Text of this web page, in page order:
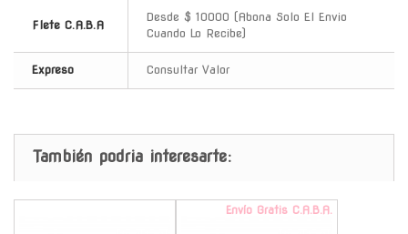
Flete C.A.B.A
Desde $ 10000 (Abona Solo El Envio
Cuando Lo Recibe)
Expreso Consultar Valor
También podria interesarte:
Envío Gratis C.A.B.A.